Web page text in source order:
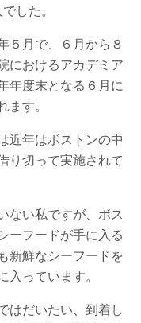
した。
５月で、６月から８
におけるアカデミア
年度末となる６月に
ます。
近年はボストンの中
り切って実施されて
ない私ですが、ボス
ーフードが手に入る
新鮮なシーフードを
入っています。
はだいたい、到着し